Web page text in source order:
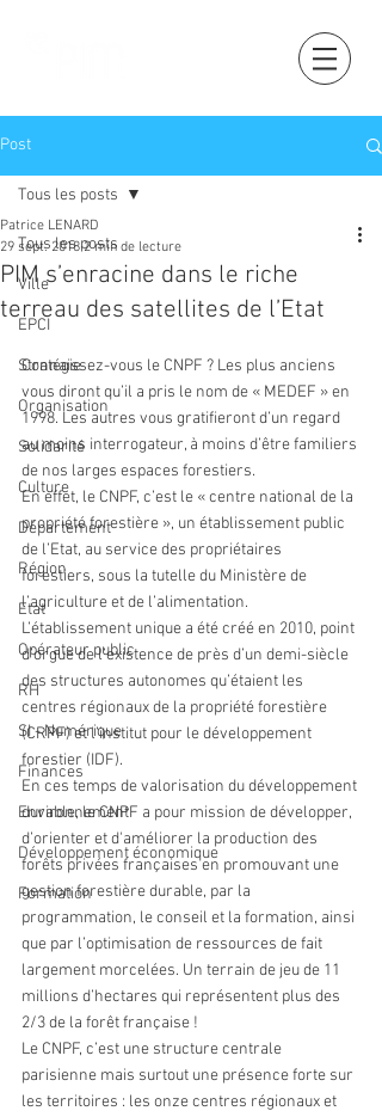
Post
Tous les posts
Ville
EPCI
Stratégie
Organisation
Solidarité
Culture
Département
Région
Etat
Opérateur public
RH
SI - Numérique
Finances
Environnement
Développement économique
Formation
Tous les posts
PIM s’enracine dans le riche
terreau des satellites de l’Etat
Patrice LENARD
29 sept. 2018 2 min de lecture
Connaissez-vous le CNPF ? Les plus anciens
vous diront qu’il a pris le nom de « MEDEF » en
1998. Les autres vous gratifieront d’un regard
au moins interrogateur, à moins d’être familiers
de nos larges espaces forestiers.
En effet, le CNPF, c’est le « centre national de la
propriété forestière », un établissement public
de l’Etat, au service des propriétaires
forestiers, sous la tutelle du Ministère de
l’agriculture et de l’alimentation.
L’établissement unique a été créé en 2010, point
d’orgue de l’existence de près d’un demi-siècle
des structures autonomes qu’étaient les
centres régionaux de la propriété forestière
(CRPF) et l’institut pour le développement
forestier (IDF).
En ces temps de valorisation du développement
durable, le CNPF a pour mission de développer,
d’orienter et d'améliorer la production des
forêts privées françaises en promouvant une
gestion forestière durable, par la
programmation, le conseil et la formation, ainsi
que par l’optimisation de ressources de fait
largement morcelées. Un terrain de jeu de 11
millions d’hectares qui représentent plus des
2/3 de la forêt française !
Le CNPF, c’est une structure centrale
parisienne mais surtout une présence forte sur
les territoires : les onze centres régionaux et